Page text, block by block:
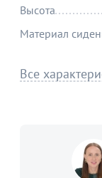
Высота
Материал
Все